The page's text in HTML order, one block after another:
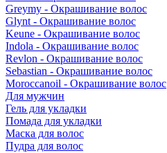
Greymy - Окрашивание волос
Glynt - Окрашивание волос
Keune - Окрашивание волос
Indola - Окрашивание волос
Revlon - Окрашивание волос
Sebastian - Окрашивание волос
Moroccanoil - Окрашивание волос
Для мужчин
Гель для укладки
Помада для укладки
Маска для волос
Пудра для волос